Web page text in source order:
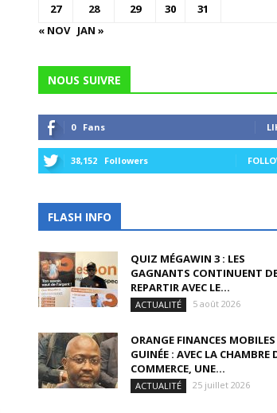
27
28 29 30
31
« NOV JAN »
NOUS SUIVRE
0 Fans
38,152 Followers
FLASH INFO
QUIZ MÉGAWIN 3 : LES
GAGNANTS CONTINUENT
REPARTIR AVEC LE...
ACTUALITÉ 5 août 2026
ORANGE FINANCES MOBILES
GUINÉE : AVEC LA CHAMBRE
COMMERCE, UNE...
ACTUALITÉ 25 juillet 2026